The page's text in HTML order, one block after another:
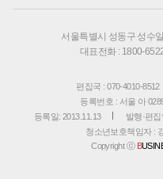
서울특별시 성동구 성수
대표전화 : 1800-
편집국 : 070-4010-8512
등록번호 : 서울 아
등록일: 2013.11.13
발행·편
청소년보호책임자 :
Copyright ⓒ B